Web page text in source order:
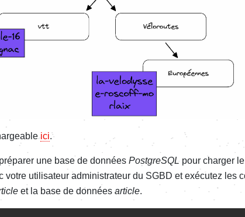
ici.
une base de données PostgreSQL pour charger
votre utilisateur administrateur du SGBD et exécutez les
et la base de données article.